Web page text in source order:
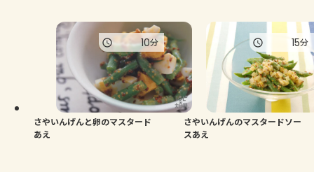
さやいんげんと卵のマスタード
あえ
10分
さやいんげんのマスタードソー
スあえ
15分